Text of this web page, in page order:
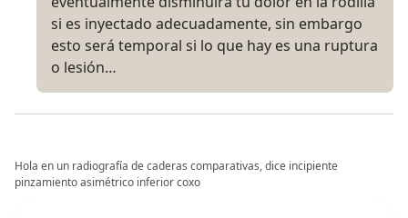
si es inyectado adecuadamente, sin embargo
esto será temporal si lo que hay es una ruptura
o lesión…
Hola en un radiografía de caderas comparativas, dice incipiente
pinzamiento asimétrico inferior coxo